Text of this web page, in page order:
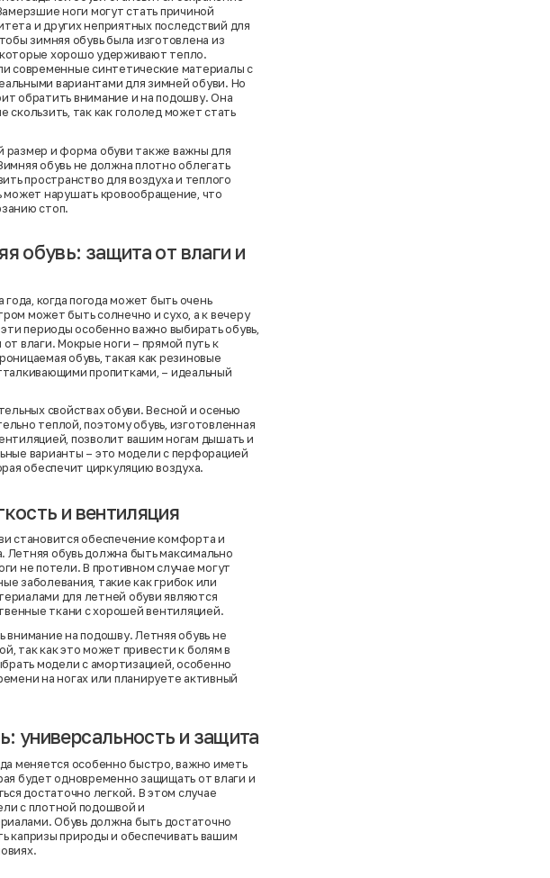
ноги могут стать причиной
и других неприятных последствий для
зимняя обувь была изготовлена из
хорошо удерживают тепло.
современные синтетические материалы с
вариантами для зимней обуви. Но
обратить внимание и на подошву. Она
так как гололед может стать
размер и форма обуви также важны для
обувь не должна плотно облегать
пространство для воздуха и теплого
может нарушать кровообращение, что
стоп.
обувь: защита от влаги и
когда погода может быть очень
может быть солнечно и сухо, а к вечеру
периоды особенно важно выбирать обувь,
влаги. Мокрые ноги – прямой путь к
обувь, такая как резиновые
пропитками, – идеальный
свойствах обуви. Весной и осенью
теплой, поэтому обувь, изготовленная
позволит вашим ногам дышать и
варианты – это модели с перфорацией
обеспечит циркуляцию воздуха.
и вентиляция
становится обеспечение комфорта и
Летняя обувь должна быть максимально
не потели. В противном случае могут
заболевания, такие как грибок или
для летней обуви являются
ткани с хорошей вентиляцией.
внимание на подошву. Летняя обувь не
так как это может привести к болям в
модели с амортизацией, особенно
на ногах или планируете активный
универсальность и защита
меняется особенно быстро, важно иметь
будет одновременно защищать от влаги и
достаточно легкой. В этом случае
с плотной подошвой и
Обувь должна быть достаточно
капризы природы и обеспечивать вашим